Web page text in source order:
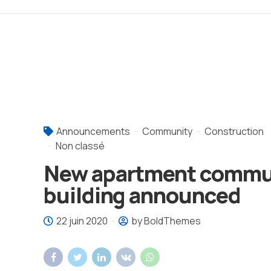
Announcements Community
Construction
Non classé
New apartment
building announced
22 juin 2020 by BoldThemes